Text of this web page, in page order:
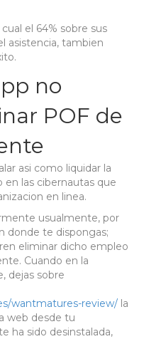
el 64% sobre sus
asistencia, tambien
no
POF de
asi­ como liquidar la
en las cibernautas que
en linea.
usualmente, por
donde te dispongas;
eliminar dicho empleo
Cuando en la
dejas sobre
wantmatures-review/ la
web desde tu
ha sido desinstalada,